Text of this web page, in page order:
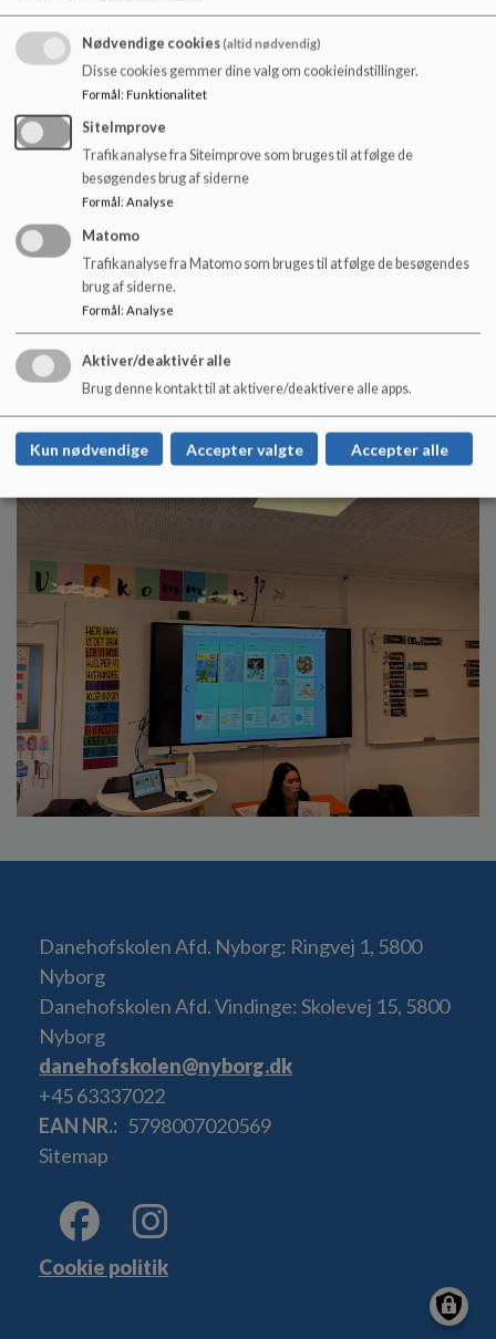
Danehofskolen Afd. Nyborg: Ringvej 1, 5800
Nyborg
Danehofskolen Afd. Vindinge: Skolevej 15, 5800
Nyborg
danehofskolen@nyborg.dk
+45 63337022
EAN NR.
5798007020569
Sitemap
Cookie politik
Nødvendige cookies(altid nødvendig)
Disse cookies gemmer dine valg om cookieindstillinger.
Formål: Funktionalitet
SiteImprove
Trafikanalyse fra Siteimprove som bruges til at følge de
besøgendes brug af siderne
Formål : Analyse
Matomo
Trafikanalyse fra Matomo som bruges til at følge de besøgendes
brug af siderne.
Formål: Analyse
Aktiver/deaktivér alle
Brug denne kontakt til at aktivere/deaktivere alle apps.
Kun nødvendige Accepter valgte Accepter alle